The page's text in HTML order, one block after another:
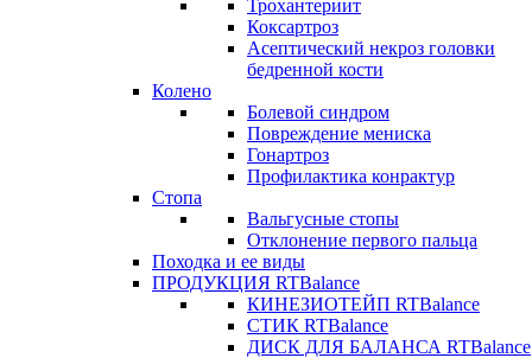
Трохантериит
Коксартроз
Асептический некроз головки
бедренной кости
Колено
Болевой синдром
Повреждение мениска
Гонартроз
Профилактика конрактур
Стопа
Вальгусные стопы
Отклонение первого пальца
Походка и ее виды
ПРОДУКЦИЯ RTBalance
КИНЕЗИОТЕЙП RTBalance
СТИК RTBalance
ДИСК ДЛЯ БАЛАНСА RTBalance